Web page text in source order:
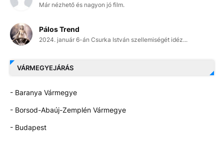
Már nézhető és nagyon jó film.
Pálos Trend
2024. január 6-án Csurka István szellemiségét idéz...
VÁRMEGYEJÁRÁS
- Baranya Vármegye
- Borsod-Abaúj-Zemplén Vármegye
- Budapest